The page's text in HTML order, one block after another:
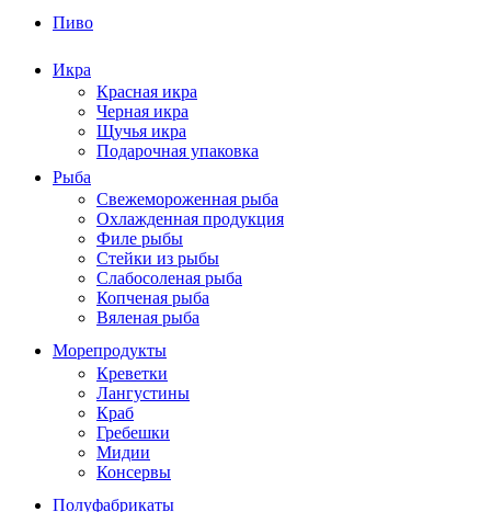
Пиво
Икра
Красная икра
Черная икра
Щучья икра
Подарочная упаковка
Рыба
Свежемороженная рыба
Охлажденная продукция
Филе рыбы
Стейки из рыбы
Слабосоленая рыба
Копченая рыба
Вяленая рыба
Морепродукты
Креветки
Лангустины
Краб
Гребешки
Мидии
Консервы
Полуфабрикаты